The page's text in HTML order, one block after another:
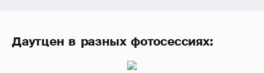
Даутцен в разных фотосессиях: